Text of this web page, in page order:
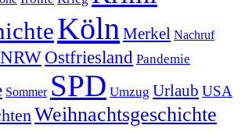
Köln Merkel Nachruf
NRWOstfriesland Pandemie
Sommer SPD Umzug Urlaub USA
Weihnachtsgeschichte